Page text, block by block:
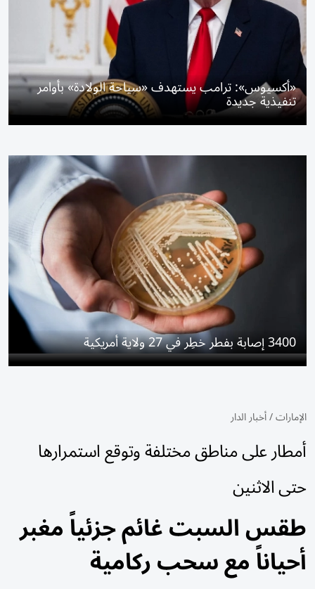
«أكسيوس»: ترامب يستهدف «سياحة الولادة» بأوامر
تنفيذية جديدة
3400 إصابة بفطر خطِر في 27 ولاية أمريكية
الإمارات/أخبار الدار
أمطار على مناطق مختلفة وتوقع استمرارها
حتى الاثنين
طقس السبت غائم جزئياً مغبر
أحياناً مع سحب ركامية